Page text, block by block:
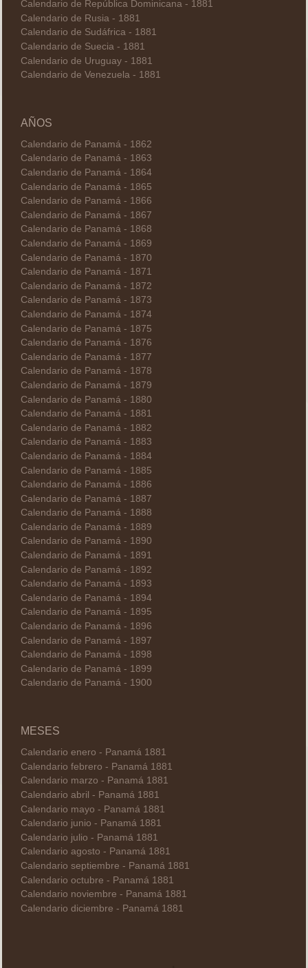
Calendario de República Dominicana - 1881
Calendario de Rusia - 1881
Calendario de Sudáfrica - 1881
Calendario de Suecia - 1881
Calendario de Uruguay - 1881
Calendario de Venezuela - 1881
AÑOS
Calendario de Panamá - 1862
Calendario de Panamá - 1863
Calendario de Panamá - 1864
Calendario de Panamá - 1865
Calendario de Panamá - 1866
Calendario de Panamá - 1867
Calendario de Panamá - 1868
Calendario de Panamá - 1869
Calendario de Panamá - 1870
Calendario de Panamá - 1871
Calendario de Panamá - 1872
Calendario de Panamá - 1873
Calendario de Panamá - 1874
Calendario de Panamá - 1875
Calendario de Panamá - 1876
Calendario de Panamá - 1877
Calendario de Panamá - 1878
Calendario de Panamá - 1879
Calendario de Panamá - 1880
Calendario de Panamá - 1881
Calendario de Panamá - 1882
Calendario de Panamá - 1883
Calendario de Panamá - 1884
Calendario de Panamá - 1885
Calendario de Panamá - 1886
Calendario de Panamá - 1887
Calendario de Panamá - 1888
Calendario de Panamá - 1889
Calendario de Panamá - 1890
Calendario de Panamá - 1891
Calendario de Panamá - 1892
Calendario de Panamá - 1893
Calendario de Panamá - 1894
Calendario de Panamá - 1895
Calendario de Panamá - 1896
Calendario de Panamá - 1897
Calendario de Panamá - 1898
Calendario de Panamá - 1899
Calendario de Panamá - 1900
MESES
Calendario enero - Panamá 1881
Calendario febrero - Panamá 1881
Calendario marzo - Panamá 1881
Calendario abril - Panamá 1881
Calendario mayo - Panamá 1881
Calendario junio - Panamá 1881
Calendario julio - Panamá 1881
Calendario agosto - Panamá 1881
Calendario septiembre - Panamá 1881
Calendario octubre - Panamá 1881
Calendario noviembre - Panamá 1881
Calendario diciembre - Panamá 1881